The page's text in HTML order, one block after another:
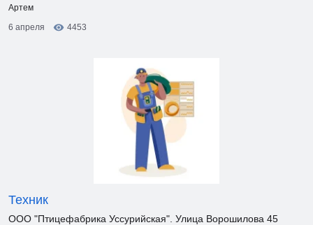
Артем
6 апреля
4453
Техник
ООО "Птицефабрика Уссурийская". Улица Ворошилова 45